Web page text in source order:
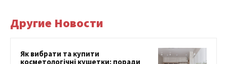
Другие Новости
Як вибрати та купити
косметологічні кушетки: поради